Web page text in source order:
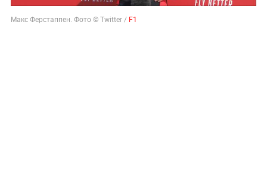
Макс Ферстаппен. Фото © Twitter / F1